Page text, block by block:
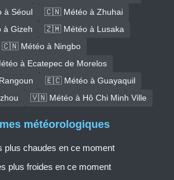
Séoul
🇨🇳 Météo à Zhuhai
Gizeh
🇿🇲 Météo à Lusaka
🇨🇳 Météo à Ningbo
à Ecatepec de Morelos
🇪🇨 Météo à Guayaquil
🇻🇳 Météo à Hô Chi Minh Ville
météorologiques
plus chaudes en ce moment
plus froides en ce moment